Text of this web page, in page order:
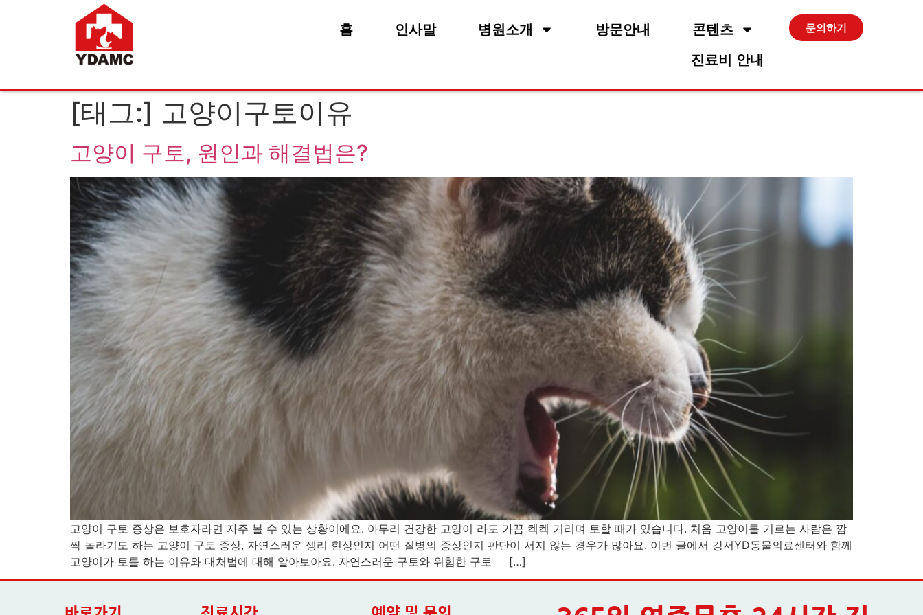
홈 인사말 병원소개 방문안내
콘텐츠
진료비 안내
문의하기
[태그:] 고양이구토이유
고양이 구토, 원인과 해결법은?
고양이 구토 증상은 보호자라면 자주 볼 수 있는 상황이에요. 아무리 건강한 고양이 라도 가끔 켁켁 거리며 토할 때가 있습니다. 처음 고양이를 기르는 사람은 깜
짝 놀라기도 하는 고양이 구토 증상, 자연스러운 생리 현상인지 어떤 질병의 증상인지 판단이 서지 않는 경우가 많아요. 이번 글에서 강서YD동물의료센터와 함께
고양이가 토를 하는 이유와 대처법에 대해 알아보아요. 자연스러운 구토와 위험한 구토 […]